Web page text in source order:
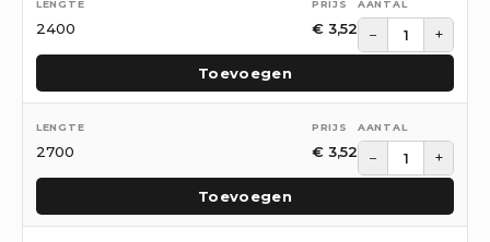
2400 € 3,52 − +
Toevoegen
2700 € 3,52 − +
Toevoegen